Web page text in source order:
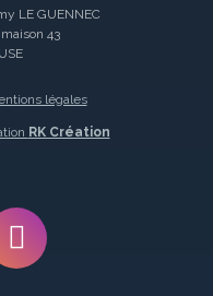
LE GUENNEC
43
légales
RK Création